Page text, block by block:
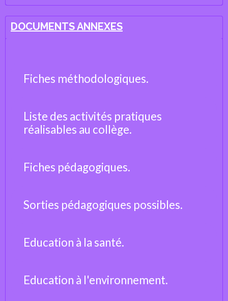
DOCUMENTS ANNEXES
Fiches méthodologiques.
Liste des activités pratiques
réalisables au collège.
Fiches pédagogiques.
Sorties pédagogiques possibles.
Education à la santé.
Education à l'environnement.